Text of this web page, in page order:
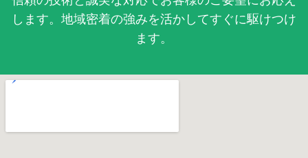
します。地域密着の強みを活かしてすぐに駆けつけ
ます。